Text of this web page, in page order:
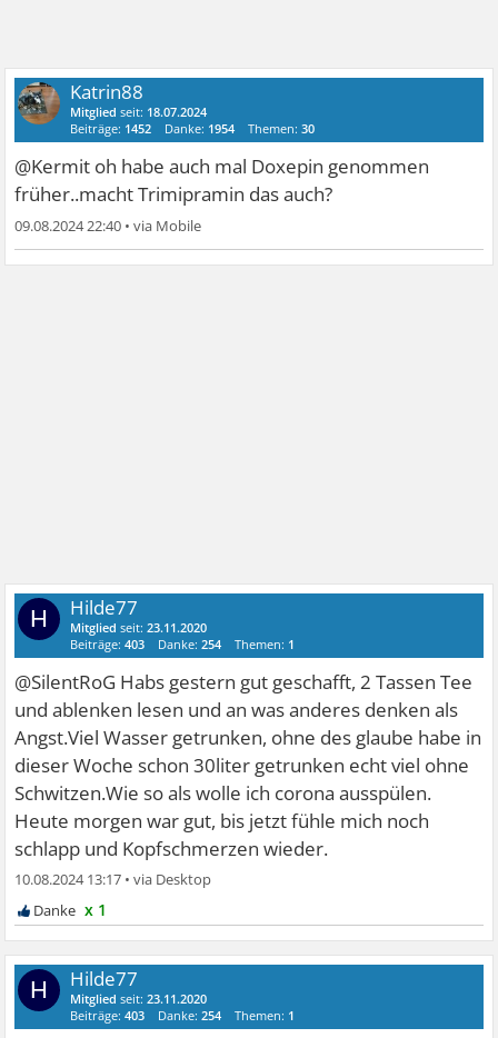
Katrin88
Mitglied seit: 18.07.2024
Beiträge: 1452 Danke: 1954 Themen:30
@Kermit oh habe auch mal Doxepin genommen
früher..macht Trimipramin das auch?
09.08.2024 22:40 •
H Hilde77
Mitglied seit:23.11.2020
Beiträge:403 Danke:254 Themen: 1
@SilentRoG Habs gestern gut geschafft, 2 Tassen Tee
und ablenken lesen und an was anderes denken als
Angst.Viel Wasser getrunken, ohne des glaube habe in
dieser Woche schon 30liter getrunken echt viel ohne
Schwitzen.Wie so als wolle ich corona ausspülen.
Heute morgen war gut, bis jetzt fühle mich noch
schlapp und Kopfschmerzen wieder.
10.08.2024 13:17 •
x 1
H Hilde77
Mitglied seit:23.11.2020
Beiträge:403 Danke:254 Themen: 1